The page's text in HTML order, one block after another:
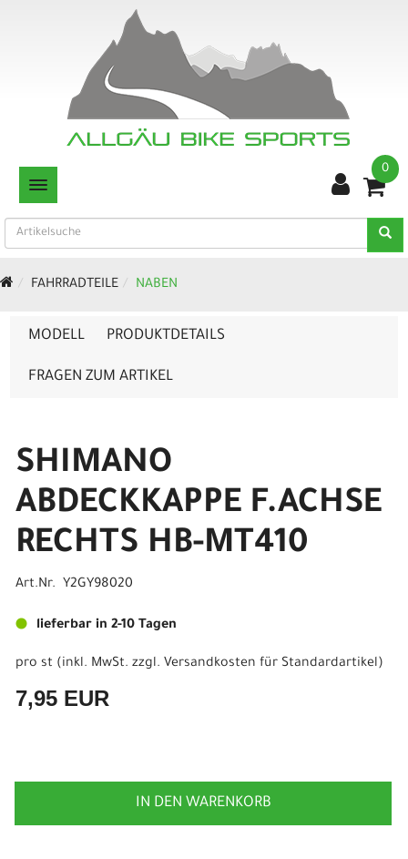
TOGGLE NAVIGATION
0
FAHRRADTEILE NABEN
MODELL PRODUKTDETAILS
FRAGEN ZUM ARTIKEL
SHIMANO
ABDECKKAPPE F.ACHSE
RECHTS HB-MT410
Art.Nr. Y2GY98020
lieferbar in 2-10 Tagen
pro st (inkl. MwSt. zzgl. Versandkosten für Standardartikel)
7,95 EUR
IN DEN WARENKORB